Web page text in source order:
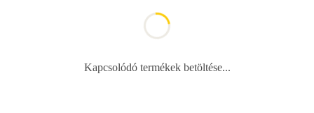
Kapcsolódó termékek betöltése...